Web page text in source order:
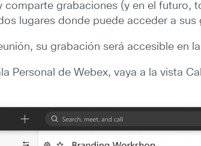
grabaciones (y en el futuro,
lugares donde puede acceder a sus
su grabación será accesible en
Personal de Webex, vaya a la vista